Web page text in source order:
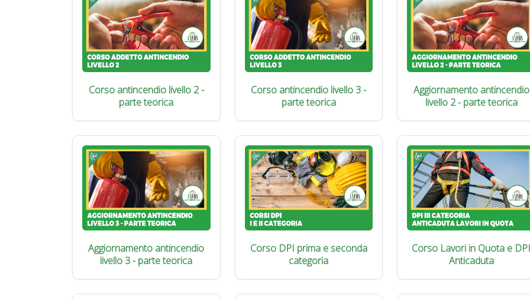
Corso antincendio livello 2 -
parte teorica
Corso antincendio livello 3 -
parte teorica
Aggiornamento antincendio
livello 2 - parte teorica
Aggiornamento antincendio
livello 3 - parte teorica
Corso DPI prima e seconda
categoria
Corso Lavori in Quota e
Anticaduta